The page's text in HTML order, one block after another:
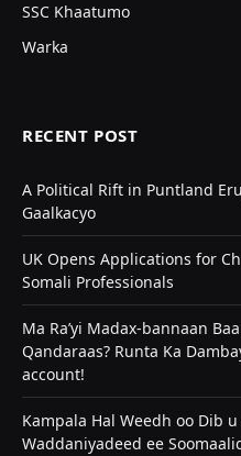
SSC Khaatumo
Warka
RECENT POST
A Political Rift in Puntland
Gaalkacyo
UK Opens Applications for
Somali Professionals
Ma Ra’yi Madax-bannaan
Qandaraas? Runta Ka
account!
Kampala Hal Weedh oo Dib
Waddaniyadeed ee